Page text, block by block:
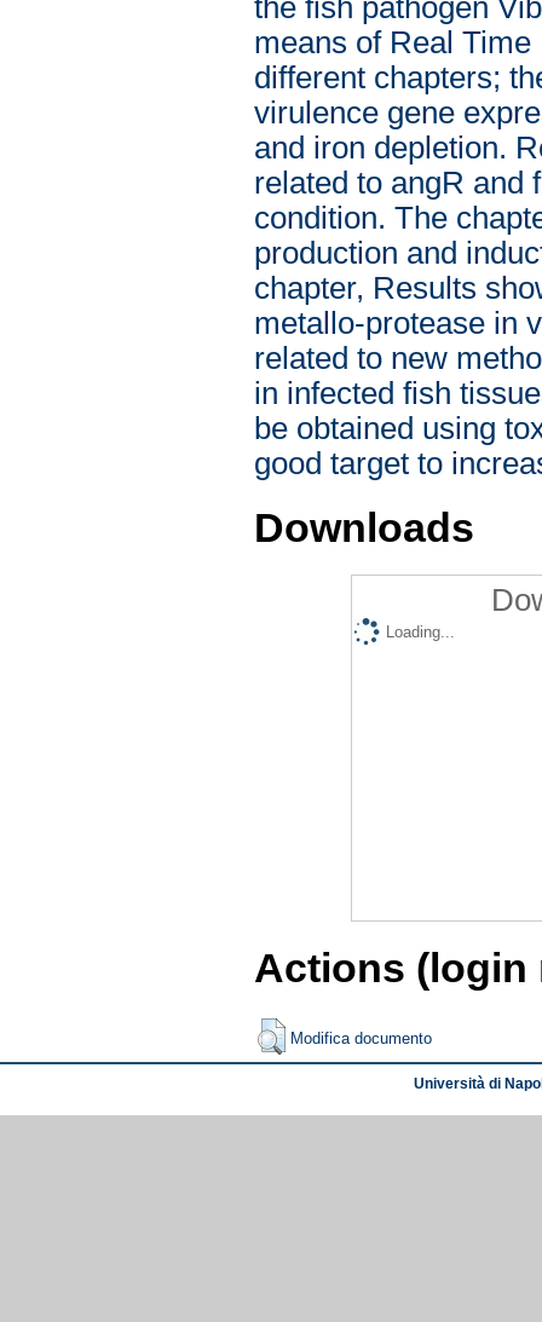
the fish pathogen
means of Real
different chapters;
virulence gene
and iron depletion.
related to angR and
condition. The
production and
chapter, Results
metallo-protease in
related to new
in infected fish
be obtained using
good target to
Downloads
Loading...
Actions (login
Modifica documento
Università di